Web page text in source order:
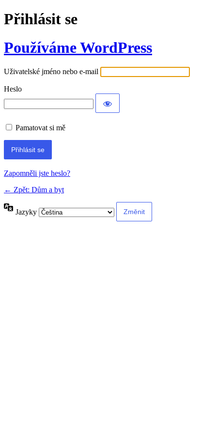
Přihlásit se
Používáme WordPress
Uživatelské jméno nebo e-mail
Heslo
Pamatovat si mě
Alternative:
Zapomněli jste heslo?
← Zpět: Dům a byt
Jazyky